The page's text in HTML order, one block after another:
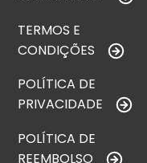
TERMOS E
CONDIÇÕES
POLÍTICA DE
PRIVACIDADE
POLÍTICA DE
REEMBOLSO